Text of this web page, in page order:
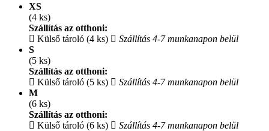
XS
(4 ks)
Szállítás az otthoni:
Külső tároló (4 ks)
Szállítás 4-7 munkanapon belül
S
(5 ks)
Szállítás az otthoni:
Külső tároló (5 ks)
Szállítás 4-7 munkanapon belül
M
(6 ks)
Szállítás az otthoni:
Külső tároló (6 ks)
Szállítás 4-7 munkanapon belül